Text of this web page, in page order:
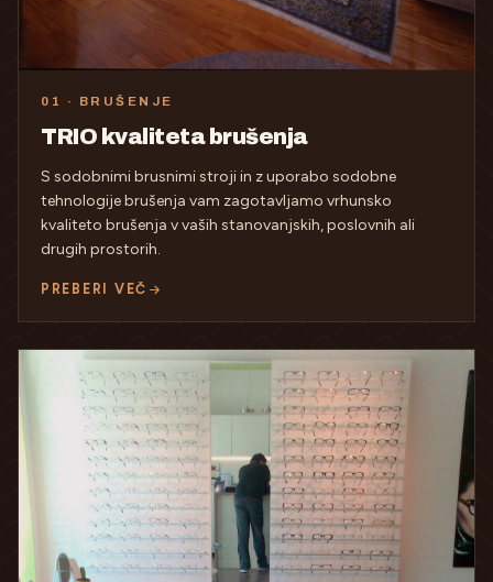
01 · BRUŠENJE
TRIO kvaliteta brušenja
S sodobnimi brusnimi stroji in z uporabo sodobne
tehnologije brušenja vam zagotavljamo vrhunsko
kvaliteto brušenja v vaših stanovanjskih, poslovnih ali
drugih prostorih.
PREBERI VEČ